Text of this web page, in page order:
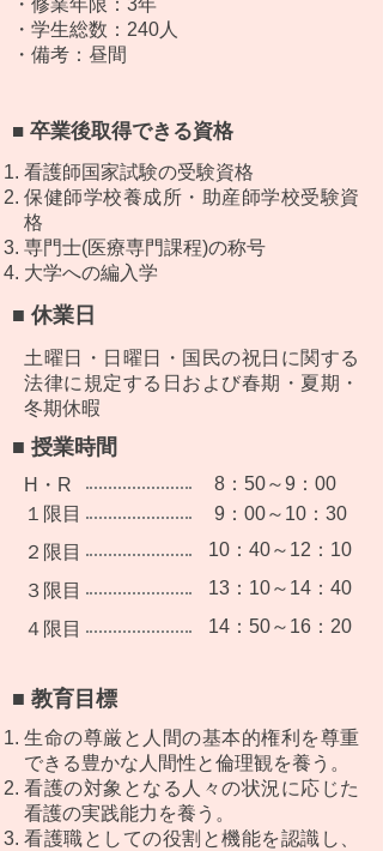
・修業年限：3年
・学生総数：240人
・備考：昼間
■ 卒業後取得できる資格
看護師国家試験の受験資格
保健師学校養成所・助産師学校受験資
格
専門士(医療専門課程)の称号
大学への編入学
■ 休業日
土曜日・日曜日・国民の祝日に関する
法律に規定する日および春期・夏期・
冬期休暇
■ 授業時間
H・R
​１限目
​２限目
​３限目
​４限目
8：50～9：00
9：00～10：30
10：40～12：10
13：10～14：40
14：50～16：20
■ 教育目標
生命の尊厳と人間の基本的権利を尊重
できる豊かな人間性と倫理観を養う。
​看護の対象となる人々の状況に応じた
看護の実践能力を養う。
看護職としての役割と機能を認識し、